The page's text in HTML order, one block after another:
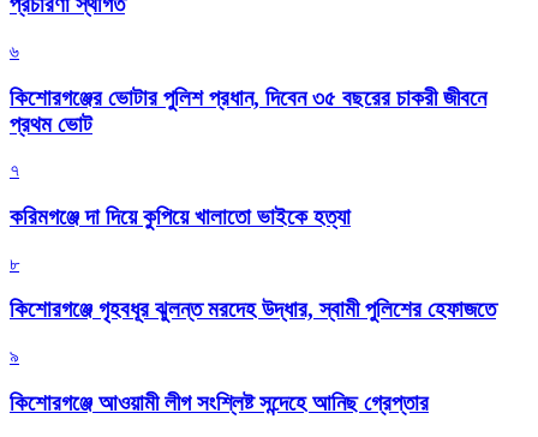
৬
কিশোরগঞ্জের ভোটার পুলিশ প্রধান, দিবেন ৩৫ বছরের চাকরী জীবনে
প্রথম ভোট
৭
করিমগঞ্জে দা দিয়ে কুপিয়ে খালাতো ভাইকে হত্যা
৮
কিশোরগঞ্জে গৃহবধূর ঝুলন্ত মরদেহ উদ্ধার, স্বামী পুলিশের হেফাজতে
৯
কিশোরগঞ্জে আওয়ামী লীগ সংশ্লিষ্ট সন্দেহে আনিছ গ্রেপ্তার